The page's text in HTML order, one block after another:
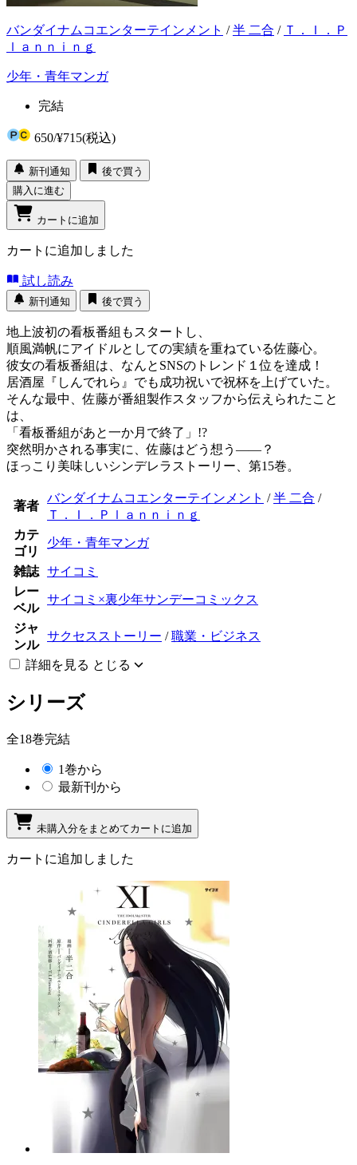
バンダイナムコエンターテインメント /半 二合 / Ｔ．Ｉ．Ｐ
ｌａｎｎｉｎｇ
少年・青年マンガ
完結
650/¥715(税込)
新刊通知
後で買う
購入に進む
カートに追加
カートに追加しました
試し読み
新刊通知 後で買う
地上波初の看板番組もスタートし、
順風満帆にアイドルとしての実績を重ねている佐藤心。
彼女の看板番組は、なんとSNSのトレンド１位を達成！
居酒屋『しんでれら』でも成功祝いで祝杯を上げていた。
そんな最中、佐藤が番組製作スタッフから伝えられたこと
は、
「看板番組があと一か月で終了」!?
突然明かされる事実に、佐藤はどう想う――？
ほっこり美味しいシンデレラストーリー、第15巻。
著者
バンダイナムコエンターテインメント /半 二合 /
Ｔ．Ｉ．Ｐｌａｎｎｉｎｇ
カテ
ゴリ
少年・青年マンガ
雑誌 サイコミ
レー
ベル
サイコミ×裏少年サンデーコミックス
ジャ
ンル
サクセスストーリー /職業・ビジネス
詳細を見る とじる
シリーズ
全18巻完結
1巻から
最新刊から
未購入分をまとめてカートに追加
カートに追加しました